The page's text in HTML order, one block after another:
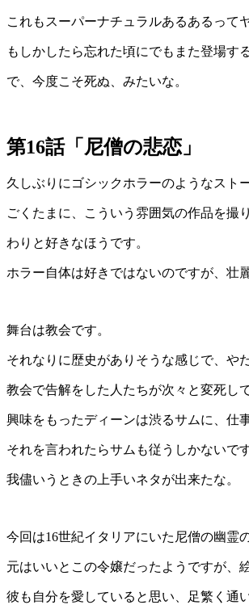
これもスーパーナチュラルあるあるって
もしかしたら忘れた頃にでもまた登場す
で、今度こそ死ぬ、みたいな。
第16話「尼僧の悲恋」
久しぶりにゴシックホラーのようなスト
ごくたまに、こういう雰囲気の作品を撮
わりと好きなほうです。
ホラー自体は好きではないのですが、壮
舞台は教会です。
それなりに歴史がありそうな感じで、や
教会で告解をした人たちが次々と変死し
興味をもったディーンは渋るサムに、仕
それを言われたらサムも従うしかないで
我儘いうときの上手いネタが出来たな。
今回は16世紀イタリアにいた尼僧の幽霊
元はいいとこの令嬢だったようですが、
彼も自分を愛していると思い、足繁く通